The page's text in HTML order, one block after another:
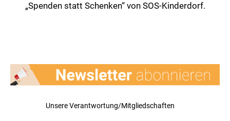
„Spenden statt Schenken“ von SOS-Kinderdorf.
Unsere Verantwortung/Mitgliedschaften